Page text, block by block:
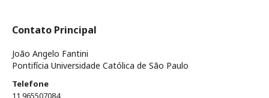
Contato Principal
João Angelo Fantini
Pontifícia Universidade Católica de São Paulo
Telefone
11 965507084